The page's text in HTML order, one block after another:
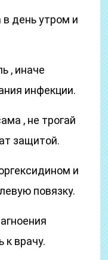
в день утром и
, иначе
инфекции.
, не трогай
защитой.
и
повязку.
к врачу.